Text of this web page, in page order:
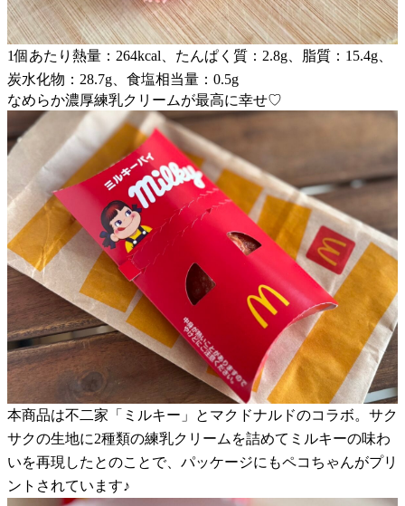
1個あたり熱量：264kcal、たんぱく質：2.8g、脂質：15.4g、
炭水化物：28.7g、食塩相当量：0.5g
なめらか濃厚練乳クリームが最高に幸せ♡
本商品は不二家「ミルキー」とマクドナルドのコラボ。サク
サクの生地に2種類の練乳クリームを詰めてミルキーの味わ
いを再現したとのことで、パッケージにもペコちゃんがプリ
ントされています♪